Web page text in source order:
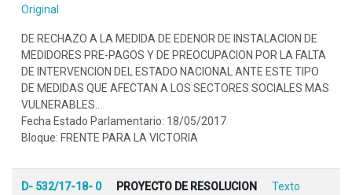
Original
DE RECHAZO A LA MEDIDA DE EDENOR DE INSTALACION DE
MEDIDORES PRE-PAGOS Y DE PREOCUPACION POR LA FALTA
DE INTERVENCION DEL ESTADO NACIONAL ANTE ESTE TIPO
DE MEDIDAS QUE AFECTAN A LOS SECTORES SOCIALES MAS
VULNERABLES..
Fecha Estado Parlamentario: 18/05/2017
Bloque: FRENTE PARA LA VICTORIA
D- 532/17-18- 0 PROYECTO DE RESOLUCION
Texto